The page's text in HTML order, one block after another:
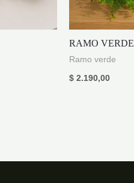
RAMO VERDE
Ramo verde
$ 2.190,00